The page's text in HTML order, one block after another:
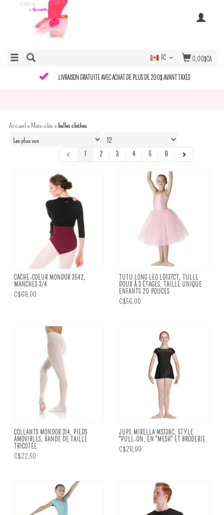
0,00$CA
FC
LIVRAISON GRATUITE AVEC ACHAT DE PLUS DE 200$ AVANT TAXES
Accueil »Mots-clés » ballet clothes
1 2 3 4 5 8
CACHE-COEUR MONDOR 3542,
MANCHES 3/4
C$68,00
TUTU LONG LEO LD137CT, TULLE
DOUX À 3 ÉTAGES, TAILLE UNIQUE
ENFANTS 20 POUCES
C$56,00
COLLANTS MONDOR 314, PIEDS
AMOVIBLES, BANDE DE TAILLE
TRICOTÉE
C$22,50
JUPE MIRELLA MS138C, STYLE
"PULL-ON, EN "MESH" ET BRODERIE
C$28,99